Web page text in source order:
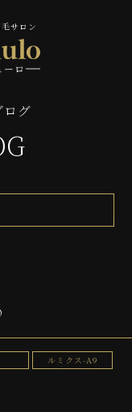
サロン
ーロ
グ
ルミクス-A9